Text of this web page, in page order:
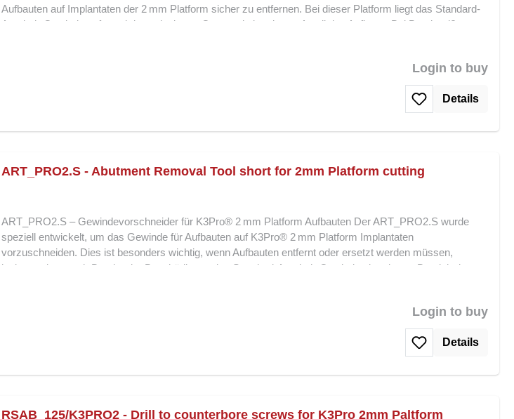
Aufbauten auf Implantaten der 2 mm Platform sicher zu entfernen. Bei dieser Platform liegt das Standard-
Ausdreh-Gewinde aufgrund der reduzierten Geometrie im oberen Anteil des Aufbaus. Bei Bruch reißt
aus dem Implantat zu lösen. Dabei wird das Implantat und das umliegende Gewebe geschont, selbst in
Fällen, in denen das Standard-Ausdreh-Gewinde beschädigt ist. Merkmale und Vorteile: Speziell für
K3Pro® 2 mm Platform Entwickelt für die Entfernung abgebrochener Aufbauten Verwendung in
Kombination mit ART_PRO2.S Greift den verbleibenden Aufbau sicher und kontrolliert Schonend für
Implantat und umliegendes Gewebe Langlebiges, robustes Werkzeug für klinische und laborseitige
die Implantatversorgung.
Login to buy
Details
ART_PRO2.S - Abutment Removal Tool short for 2mm Platform cutting
ART_PRO2.S – Gewindevorschneider für K3Pro® 2 mm Platform Aufbauten Der ART_PRO2.S wurde
speziell entwickelt, um das Gewinde für Aufbauten auf K3Pro® 2 mm Platform Implantaten
vorzuschneiden. Dies ist besonders wichtig, wenn Aufbauten entfernt oder ersetzt werden müssen,
insbesondere nach Bruch oder Beschädigung des Standard-Ausdreh-Gewindes im oberen Bereich des
Implantat weiterbehandelt wird. Dadurch wird ein kontrolliertes Einsetzen von Ersatzaufbauten ermöglicht,
ohne das Implantat oder das umliegende Gewebe zu gefährden. Merkmale und Vorteile: Speziell für
K3Pro® 2 mm Platform Vorschneiden von Gewinden nach Bruch oder Beschädigung des Standard-
Ausdreh-Gewindes Verwendung in Kombination mit ART_PRO2 Aufbau-Entfernungswerkzeug Sorgt für
präzise, sichere Gewindevorbereitung Schont Implantat und umliegendes Gewebe Robuste, langlebige
Login to buy
Details
RSAB_125/K3PRO2 - Drill to counterbore screws for K3Pro 2mm Paltform